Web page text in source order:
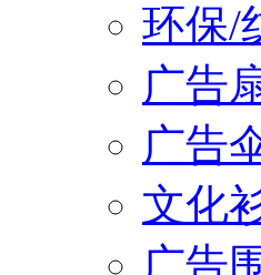
环保/
广告
广告
文化
广告